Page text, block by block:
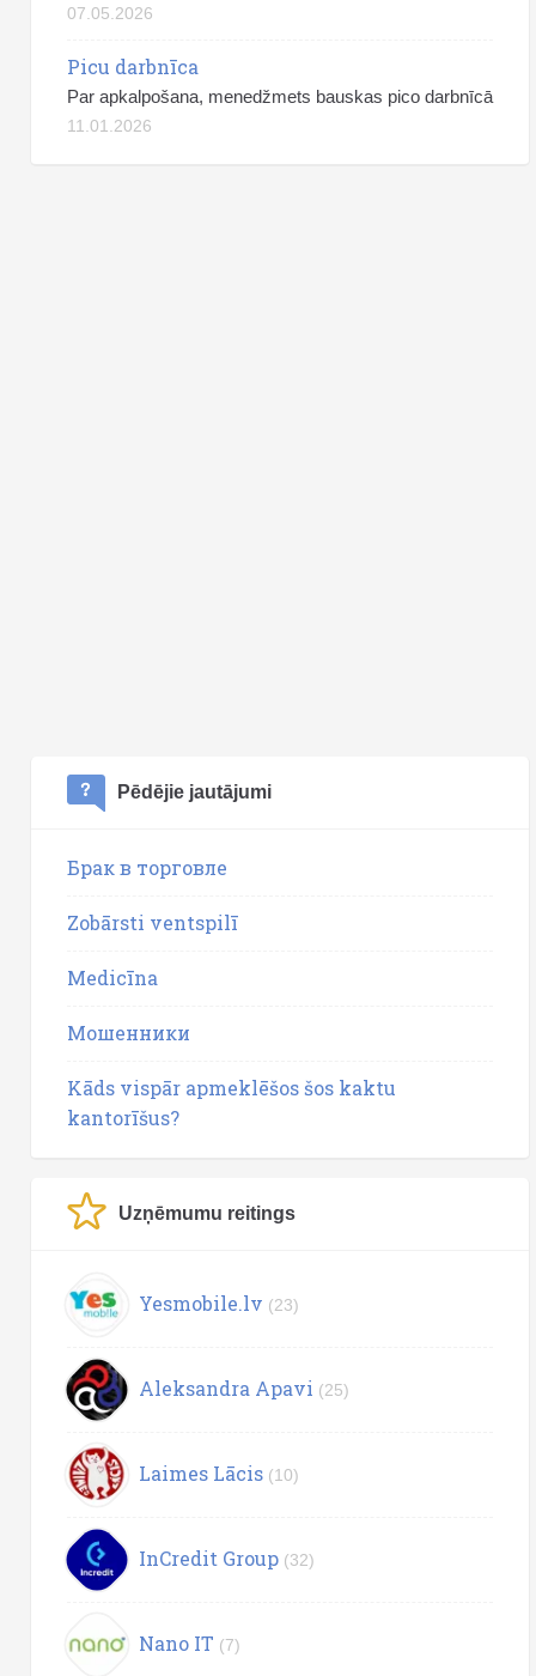
07.05.2026
Picu darbnīca
Par apkalpošana, menedžmets bauskas pico darbnīcā
11.01.2026
Pēdējie jautājumi
Брак в торговле
Zobārsti ventspilī
Medicīna
Мошенники
Kāds vispār apmeklēšos šos kaktu
kantorīšus?
Uzņēmumu reitings
Yesmobile.lv (23)
Aleksandra Apavi (25)
Laimes Lācis (10)
InCredit Group (32)
Nano IT (7)